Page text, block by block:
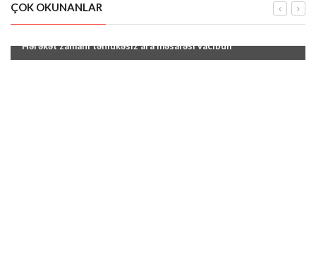
ÇOK OKUNANLAR
"Hərəkət zamanı təhlükəsiz ara məsafəsi vacibdir"